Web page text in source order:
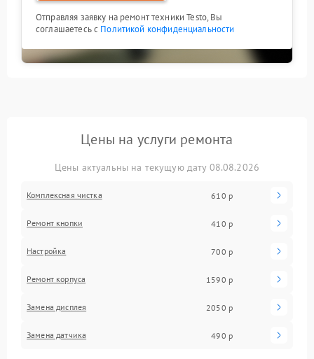
Отправляя заявку на ремонт техники Testo, Вы
соглашаетесь с Политикой конфиденциальности
Цены на услуги ремонта
Цены актуальны на текущую дату 08.08.2026
Комплексная чистка 610 р
Ремонт кнопки 410 р
Настройка 700 р
Ремонт корпуса 1590 р
Замена дисплея 2050 р
Замена датчика 490 р